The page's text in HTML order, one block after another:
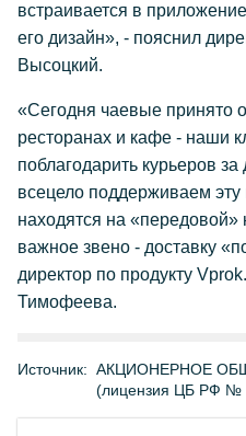
встраивается в
его дизайн», - пояснил
Высоцкий.
«Сегодня чаевые принято
ресторанах и кафе - наши
поблагодарить курьеров
всецело поддерживаем эту
находятся на «передовой»
важное звено - доставку
директор по продукту
Тимофеева.
Источник: АКЦИОНЕРНОЕ
(лицензия ЦБ РФ №